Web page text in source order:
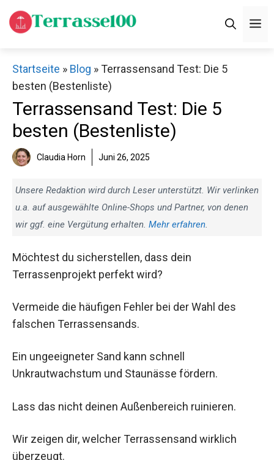
Zum
Inhalt
Startseite » Blog »Terrassensand Test: Die 5
besten (Bestenliste)
Terrassensand Test: Die 5
besten (Bestenliste)
Claudia Horn Juni 26, 2025
Unsere Redaktion wird durch Leser unterstützt. Wir verlinken
u.a. auf ausgewählte Online-Shops und Partner, von denen
wir ggf. eine Vergütung erhalten. Mehr erfahren.
Möchtest du sicherstellen, dass dein
Terrassenprojekt perfekt wird?
Vermeide die häufigen Fehler bei der Wahl des
falschen Terrassensands.
Ein ungeeigneter Sand kann schnell
Unkrautwachstum und Staunässe fördern.
Lass das nicht deinen Außenbereich ruinieren.
Wir zeigen dir, welcher Terrassensand wirklich
überzeugt.